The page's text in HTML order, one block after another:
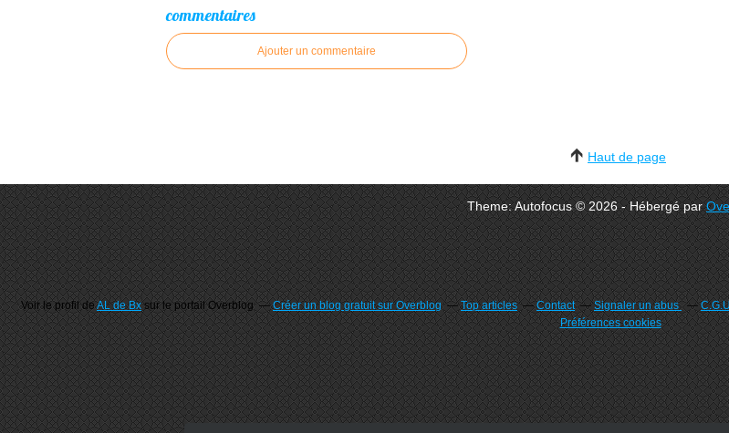
commentaires
Ajouter un commentaire
Haut de page
Theme: Autofocus © 2026 - Hébergé par
Voir le profil deAL de Bxsur le portail Overblog Créer un blog gratuit sur Overblog Top articles Contact Signaler un abus
Préférences cookies